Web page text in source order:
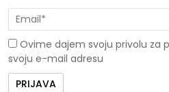
Ovime dajem svoju privolu za
svoju e-mail adresu